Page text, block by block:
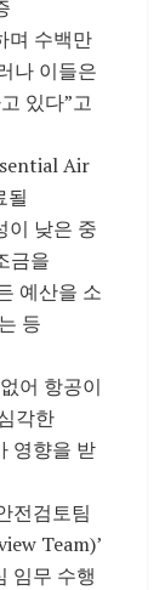
며 수백만
나 이들은
있다”고
Air
될
이 낮은 중
금을
예산을 소
등
어 항공이
각한
영향을 받
전검토팀
Team)’
임무 수행